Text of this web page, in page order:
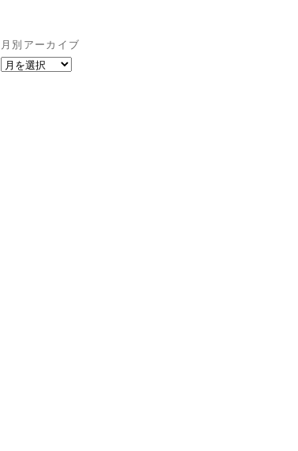
月別アーカイブ
月